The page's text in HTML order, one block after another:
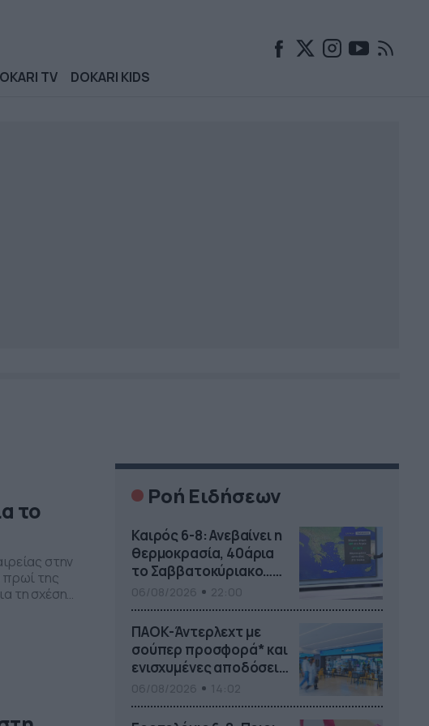
TV DOKARI KIDS
το
στην
πρωί της
τη σχέση
Ροή Ειδήσεων
Καιρός 6-8: Ανεβαίνει η
θερμοκρασία, 40άρια
το Σαββατοκύριακο…
ΠΑΟΚ-Άντερλεχτ με
σούπερ προσφορά* και
ενισχυμένες αποδόσεις
το Pamestoixima.gr